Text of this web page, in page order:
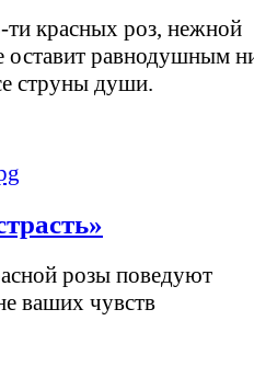
ти красных роз, нежной
оставит равнодушным
струны души.
розы поведуют
ваших чувств